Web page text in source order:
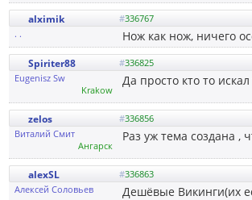
alximik #336767
. .
Нож как нож, ничего
Spiriter88 #336825
Eugenisz Sw
Krakow
Да просто кто то
zelos #336856
Виталий Смит
Ангарск
Раз уж тема создана ,
alexSL #336863
Алексей Соловьев
Дешёвые Викинги(их